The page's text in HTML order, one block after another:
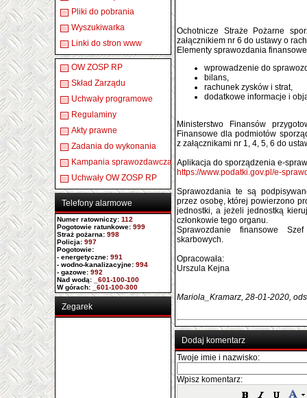
Pliki do pobrania
Wyszukiwarka
Linki do stron www
OW ZOSP RP
Skład Zarządu
Uchwały programowe
Regulaminy
Akty prawne
Zadania do wykonania
Kampania sprawozdawcza
Uchwały OW ZOSP RP
Telefony alarmowe
Numer ratowniczy: 112
Pogotowie ratunkowe: 999
Straż pożarna: 998
Policja: 997
Pogotowie:
- energetyczne: 991
- wodno-kanalizacyjne: 994
- gazowe: 992
Nad wodą: _601-100-100
W górach: _601-100-300
Zegarek
Ochotnicze Straże Pożarne
załącznikiem nr 6 do ustawy o
Elementy sprawozdania
wprowadzenie do
bilans,
rachunek zysków i strat,
dodatkowe informacje i
Ministerstwo Finansów
Finansowe dla podmiotów
z załącznikami nr 1, 4, 5, 6 do
Aplikacja do sporządzenia e-
https://www.podatki.gov.pl/e-
Sprawozdania te są
przez osobę, której powierzono
jednostki, a jeżeli jednostką
członkowie tego organu.
Sprawozdanie finansowe
skarbowych.
Opracowała:
Urszula Kejna
Mariola_Kramarz, 28-01-2020,
Dodaj komentarz
Twoje imie i nazwisko:
Wpisz komentarz: